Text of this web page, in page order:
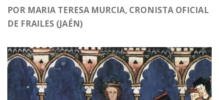
POR MARIA TERESA MURCIA, CRONISTA OFICIAL
DE FRAILES (JAÉN)